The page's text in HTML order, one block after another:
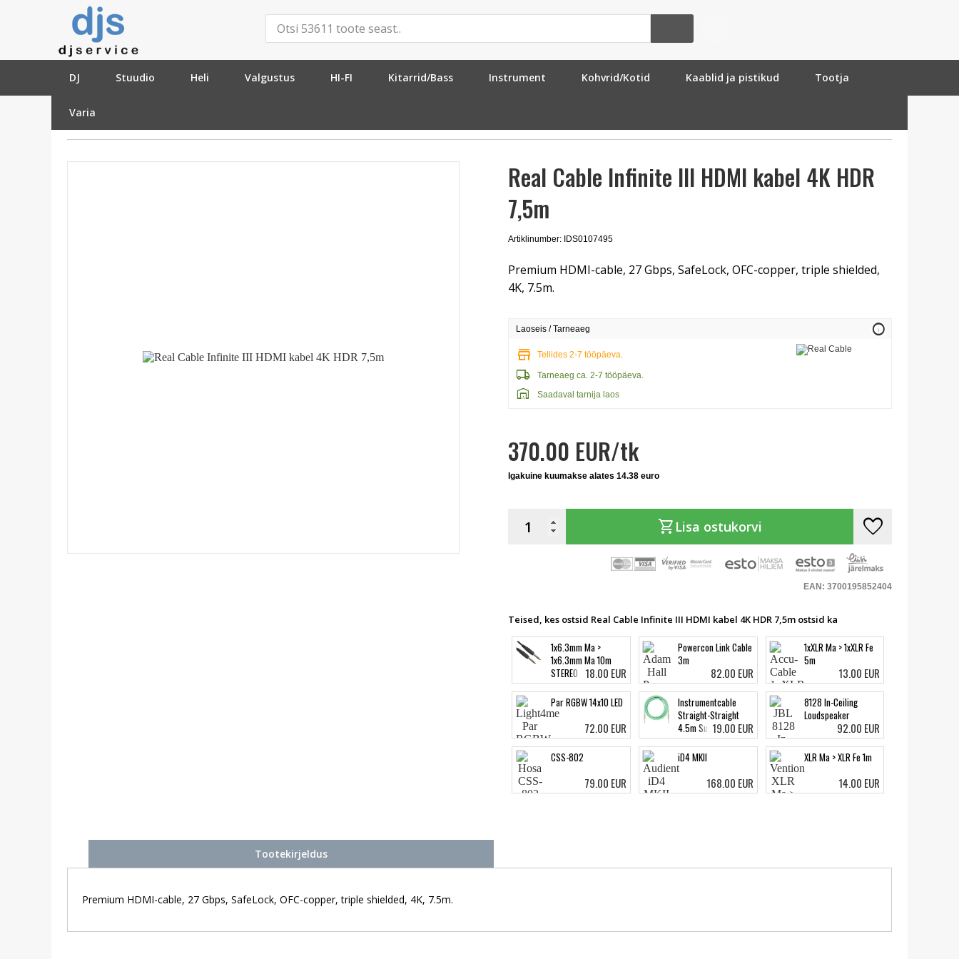
DJ Stuudio Heli Valgustus HI-FI Kitarrid/Bass Instrument Kohvrid/Kotid Kaablid ja pistikud Tootja
Varia
»Kaablid ja pistikud
Real Cable Infinite III HDMI kabel 4K HDR
7,5m
Artiklinumber: IDS0107495
Premium HDMI-cable, 27 Gbps, SafeLock, OFC-copper, triple shielded,
4K, 7.5m.
Laoseis / Tarneaeg info
store Tellides 2-7 tööpäeva.
local_shipping Tarneaeg ca. 2-7 tööpäeva.
warehouse Saadaval tarnija laos
370.00 EUR/tk
Igakuine kuumakse alates 14.38 euro
shopping_cart Lisa ostukorvi favorite
EAN: 3700195852404
Teised, kes ostsid Real Cable Infinite III HDMI kabel 4K HDR 7,5m ostsid ka
1x6.3mm Ma >
1x6.3mm Ma 10m
STEREO 18.00 EUR
Powercon Link Cable
3m
82.00 EUR
1xXLR Ma > 1xXLR Fe
5m
13.00 EUR
Par RGBW 14x10 LED
72.00 EUR
Instrumentcable
Straight-Straight
4.5m Surf Green
19.00 EUR
8128 In-Ceiling
Loudspeaker
92.00 EUR
CSS-802
79.00 EUR
iD4 MKII
168.00 EUR
XLR Ma > XLR Fe 1m
14.00 EUR
Tootekirjeldus
Premium HDMI-cable, 27 Gbps, SafeLock, OFC-copper, triple shielded, 4K, 7.5m.